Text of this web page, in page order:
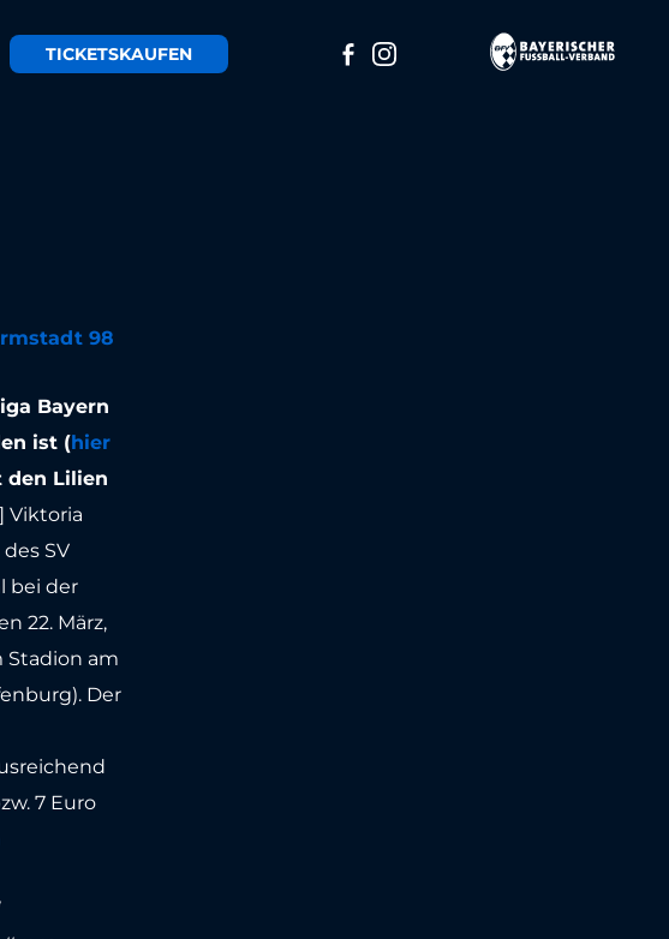
TICKETSKAUFEN
98
Bayern
ist (hier
den Lilien
Viktoria
SV
bei der
22. März,
Stadion am
Der
7 Euro